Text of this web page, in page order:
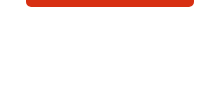
分かりました。その一方で、AIチャット使用意欲について